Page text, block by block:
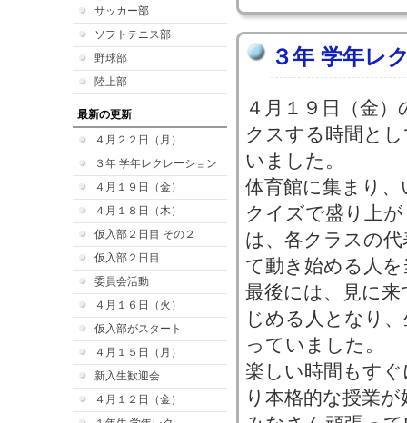
サッカー部
ソフトテニス部
野球部
陸上部
最新の更新
４月２２日（月）
３年 学年レクレーション
４月１９日（金）
４月１８日（木）
仮入部２日目 その２
仮入部２日目
委員会活動
４月１６日（火）
仮入部がスタート
４月１５日（月）
新入生歓迎会
４月１２日（金）
３年 学年レ
４月１９日（金
クスする時間と
いました。
体育館に集まり
クイズで盛り上
は、各クラスの
て動き始める人
最後には、見に
じめる人となり
っていました。
楽しい時間もす
り本格的な授業